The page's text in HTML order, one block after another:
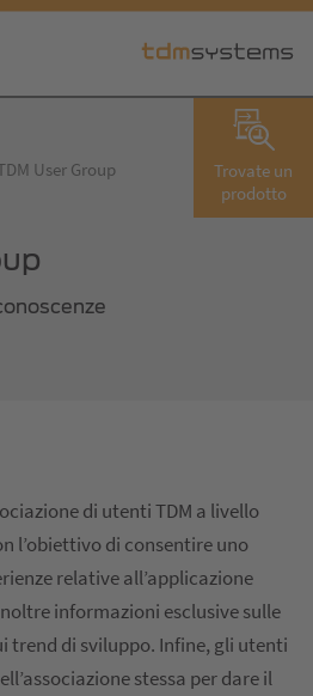
Trovate un
prodotto
User Group
di utenti TDM a livello
l’obiettivo di consentire uno
relative all’applicazione
informazioni esclusive sulle
trend di sviluppo. Infine, gli utenti
stessa per dare il